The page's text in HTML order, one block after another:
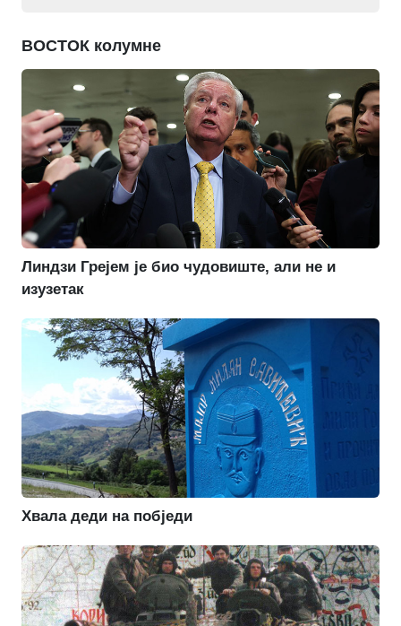
ВОСТОК колумне
Линдзи Грејем је био чудовиште, али не и
изузетак
Хвала деди на побједи